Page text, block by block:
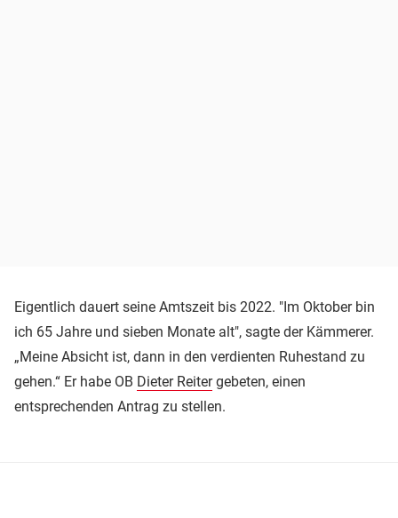
Eigentlich dauert seine Amtszeit bis 2022. "Im Oktober bin
ich 65 Jahre und sieben Monate alt", sagte der Kämmerer.
„Meine Absicht ist, dann in den verdienten Ruhestand zu
gehen.“ Er habe OB Dieter Reitergebeten, einen
entsprechenden Antrag zu stellen.